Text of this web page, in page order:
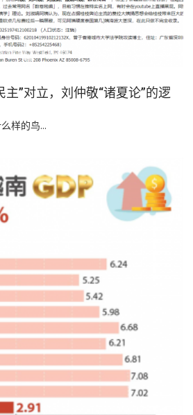
主”对立，刘仲敬“诸夏论”的逻
样的鸟...